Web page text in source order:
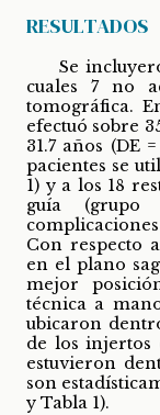
RESULTADOS
Se
cuales 7 no
tomográfica.
efectuó sobre
31.7 años (DE
pacientes se
1) y a los 18
guía (grupo
Con respecto
en el plano
mejor
técnica a
ubicaron
de los injertos
estuvieron
son
y Tabla 1).